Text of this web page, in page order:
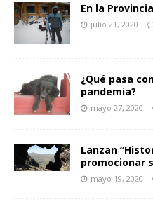
En la
julio 21, 2020
¿Qué pasa
pandemia?
mayo 27, 2020
Lanzan
promocionar
mayo 19, 2020